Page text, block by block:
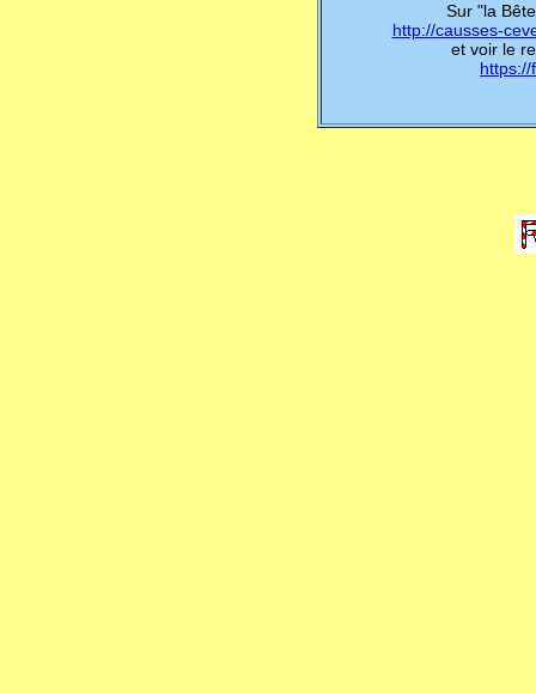
Sur "la
http://causses-
et voir le
https://